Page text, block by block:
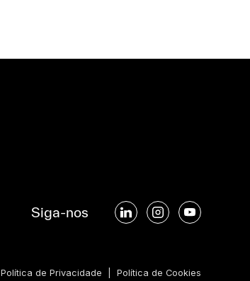
Siga-nos
Política de Privacidade Política de Cookies